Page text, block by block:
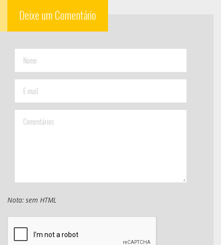
Deixe um Comentário
Nota: sem HTML